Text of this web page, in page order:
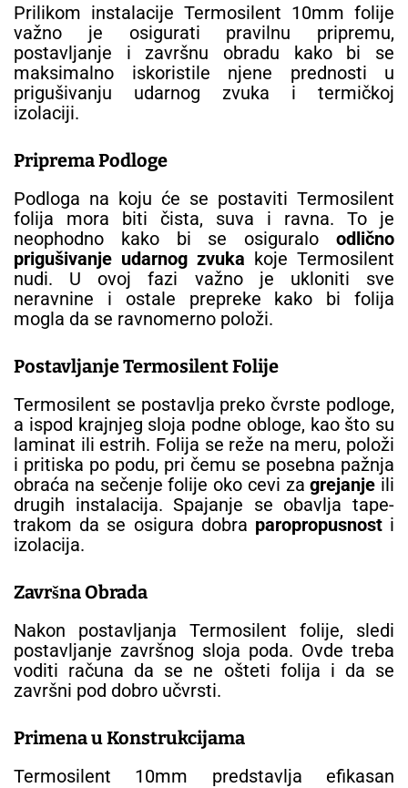
Prilikom instalacije Termosilent 10mm folije
važno je osigurati pravilnu pripremu,
postavljanje i završnu obradu kako bi se
maksimalno iskoristile njene prednosti u
prigušivanju udarnog zvuka i termičkoj
izolaciji.
Priprema Podloge
Podloga na koju će se postaviti Termosilent
folija mora biti čista, suva i ravna. To je
neophodno kako bi se osiguralo odlično
prigušivanje udarnog zvuka koje Termosilent
nudi. U ovoj fazi važno je ukloniti sve
neravnine i ostale prepreke kako bi folija
mogla da se ravnomerno položi.
Postavljanje Termosilent Folije
Termosilent se postavlja preko čvrste podloge,
a ispod krajnjeg sloja podne obloge, kao što su
laminat ili estrih. Folija se reže na meru, položi
i pritiska po podu, pri čemu se posebna pažnja
obraća na sečenje folije oko cevi zagrejanje ili
drugih instalacija. Spajanje se obavlja tape-
trakom da se osigura dobra paropropusnosti
izolacija.
Završna Obrada
Nakon postavljanja Termosilent folije, sledi
postavljanje završnog sloja poda. Ovde treba
voditi računa da se ne ošteti folija i da se
završni pod dobro učvrsti.
Primena u Konstrukcijama
Termosilent 10mm predstavlja efikasan